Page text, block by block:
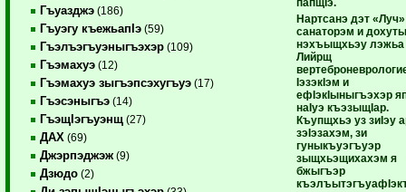
Гъуазджэ (186)
Гъуэгу къежьапIэ (59)
Гъэлъэгъуэныгъэхэр (109)
Гъэмахуэ (12)
Гъэмахуэ зыгъэпсэхугъуэ (17)
Гъэсэныгъэ (14)
ГъэщIэгъуэнщ (27)
ДАХ (69)
Джэрпэджэж (9)
Дзюдо (2)
Нартсанэ дэт «Луч»
санаторэм и
нэхъыщхьэу лэжьа
Лийрщ
IэзэкIэм и
ефIэкIыныгъэхэр
наIуэ къэзыщIар.
Къупщхьэ уз зиIэу
зэIэзахэм, зи
гуныкъуэгъуэр
зыщхьэщихахэм я
бжыгъэр
къэлъытэгъуафI